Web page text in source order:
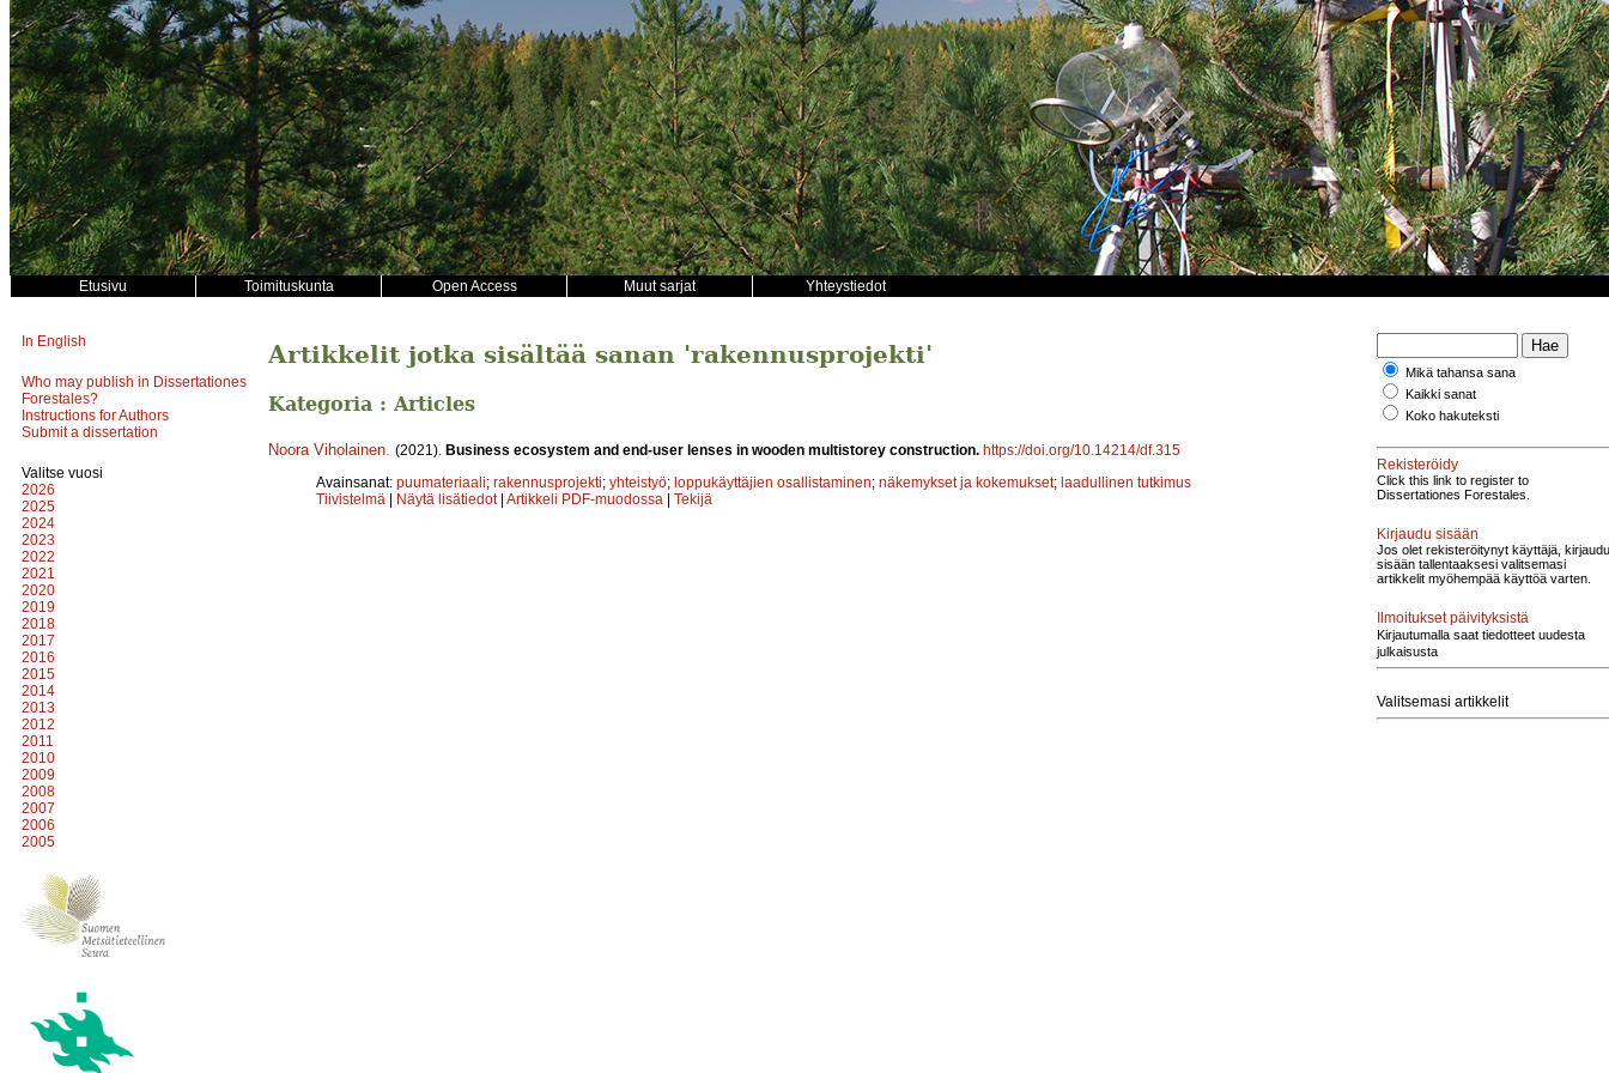
Etusivu Toimituskunta Open Access Muut sarjat Yhteystiedot
In English
Who may publish in Dissertationes
Forestales?
Instructions for Authors
Submit a dissertation
Valitse vuosi
2026
2025
2024
2023
2022
2021
2020
2019
2018
2017
2016
2015
2014
2013
2012
2011
2010
2009
2008
2007
2006
2005
Artikkelit jotka sisältää sanan 'rakennusprojekti'
Kategoria : Articles
Noora Viholainen (2021). Business ecosystem and end-user lenses in wooden multistorey construction. https://doi.org/10.14214/df.315
Avainsanat: puumateriaali; rakennusprojekti; yhteistyö; loppukäyttäjien osallistaminen; näkemykset ja kokemukset; laadullinen tutkimus
Tiivistelmä | Näytä lisätiedot | Artikkeli PDF-muodossa | Tekijä
Mikä tahansa sana
Kaikki sanat
Koko hakuteksti
Rekisteröidy
Click this link to register to
Dissertationes Forestales.
Kirjaudu sisään
Jos olet rekisteröitynyt käyttäjä, kirjaudu
sisään tallentaaksesi valitsemasi
artikkelit myöhempää käyttöä varten.
Ilmoitukset päivityksistä
Kirjautumalla saat tiedotteet uudesta
julkaisusta
Valitsemasi artikkelit